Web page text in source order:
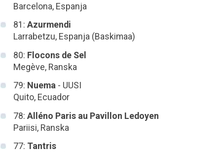
Barcelona, Espanja
81: Azurmendi
Larrabetzu, Espanja (Baskimaa)
80: Flocons de Sel
Megève, Ranska
79: Nuema- UUSI
Quito, Ecuador
78: Alléno Paris au Pavillon Ledoyen
Pariisi, Ranska
77: Tantris